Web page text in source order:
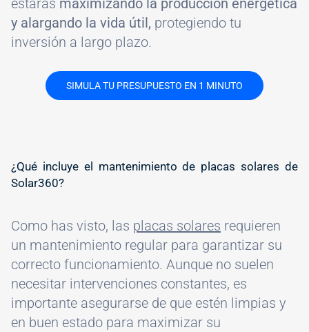
estarás maximizando la producción energética
y alargando la vida útil, protegiendo tu
inversión a largo plazo.
SIMULA TU PRESUPUESTO EN 1 MINUTO
#
¿Qué incluye el mantenimiento de placas solares de
Solar360?
Como has visto, las placas solares requieren
un mantenimiento regular para garantizar su
correcto funcionamiento. Aunque no suelen
necesitar intervenciones constantes, es
importante asegurarse de que estén limpias y
en buen estado para maximizar su